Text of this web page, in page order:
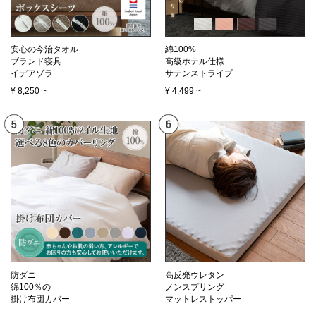
安心の今治タオル
ブランド寝具
イデアゾラ
¥ 8,250 ~
綿100%
高級ホテル仕様
サテンストライプ
¥ 4,499 ~
防ダニ
綿100％の
掛け布団カバー
高反発ウレタン
ノンスプリング
マットレストッパー